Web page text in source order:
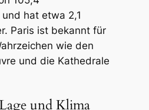
hat etwa 2,1
Paris ist bekannt für
wie den
und die Kathedrale
und Klima